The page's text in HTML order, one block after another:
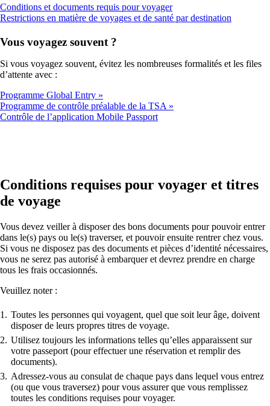
Conditions et documents requis pour voyagerOuvre
un
une
de
Restrictions en matière de voyages et de santé par destination
dans
Vous voyagez souvent ?
Si vous voyagez souvent, évitez les nombreuses formalités et les files
d’attente avec :
Programme Global Entry
Programme de contrôle préalable de la TSA
Contrôle de l’application Mobile PassportOuvre
nouvelle
fenêtre
ne
pas
respecter
les
Conditions requises pour voyager et titres
de voyage
Vous devez veiller à disposer des bons documents pour pouvoir entrer
dans le(s) pays ou le(s) traverser, et pouvoir ensuite rentrer chez vous.
Si vous ne disposez pas des documents et pièces d’identité nécessaires,
vous ne serez pas autorisé à embarquer et devrez prendre en charge
tous les frais occasionnés.
Veuillez noter :
Toutes les personnes qui voyagent, quel que soit leur âge, doivent
disposer de leurs propres titres de voyage.
Utilisez toujours les informations telles qu’elles apparaissent sur
votre passeport (pour effectuer une réservation et remplir des
documents).
Adressez-vous au consulat de chaque pays dans lequel vous entrez
(ou que vous traversez) pour vous assurer que vous remplissez
toutes les conditions requises pour voyager.